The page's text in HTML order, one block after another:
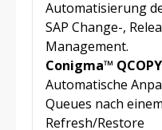
Automatisierung
SAP Change-,
Management.
Conigma™ QCOPY
Automatische
Queues nach
Refresh/Restore